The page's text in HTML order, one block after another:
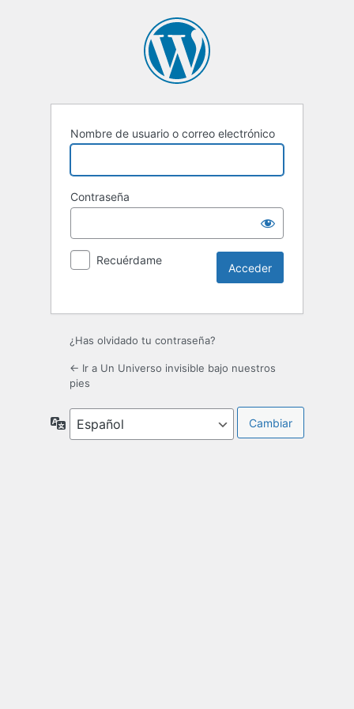
Nombre de usuario o correo electrónico
Contraseña
Recuérdame
¿Has olvidado tu contraseña?
← Ir a Un Universo invisible bajo nuestros
pies
Idioma